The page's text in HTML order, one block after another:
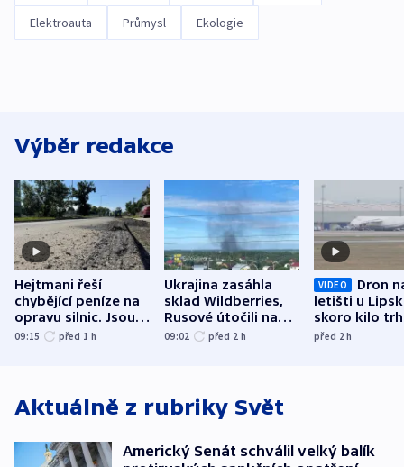
Elektroauta Průmysl Ekologie
Výběr redakce
Hejtmani řeší
chybějící peníze na
opravu silnic. Jsou
nenárokové, namítá
09:15 před 1 h
Ukrajina zasáhla
sklad Wildberries,
Rusové útočili na
trh, hasiče či
09:02 před 2 h
VIDEO
Dron
letišti u
skoro kilo
indicie
před 2h
Aktuálně z rubriky Svět
Americký Senát schválil velký balík